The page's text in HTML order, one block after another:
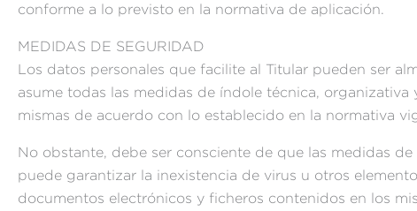
conforme a lo previsto en la normativa de aplicación.
MEDIDAS DE SEGURIDAD
Los datos personales que facilite al Titular pueden ser
asume todas las medidas de índole técnica,
mismas de acuerdo con lo establecido en la normativa
No obstante, debe ser consciente de que las medidas
puede garantizar la inexistencia de virus u otros
documentos electrónicos y ficheros contenidos en los